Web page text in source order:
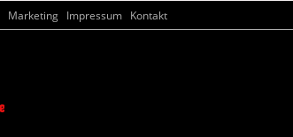
Marketing Impressum Kontakt